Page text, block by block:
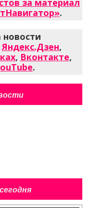
за материал
.
Яндекс.Дзен,
, Вконтакте,
.